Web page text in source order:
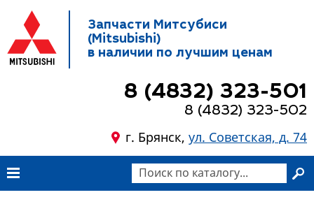
Запчасти Митсубиси
(Mitsubishi)
в наличии по лучшим ценам
8 (4832) 323-501
8 (4832) 323-502
г. Брянск, ул. Советская, д. 74